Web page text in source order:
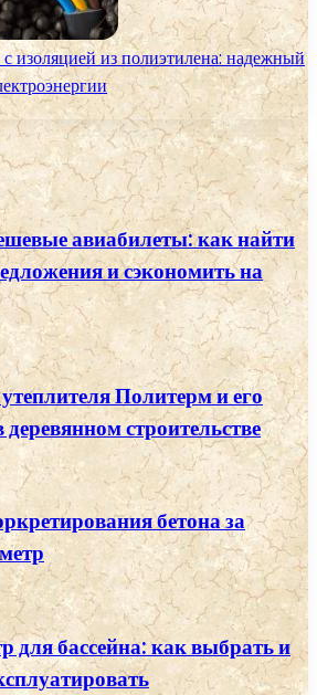
изоляцией из полиэтилена: надежный
авиабилеты: как найти
и сэкономить на
Политерм и его
строительстве
бетона за
для бассейна: как выбрать и